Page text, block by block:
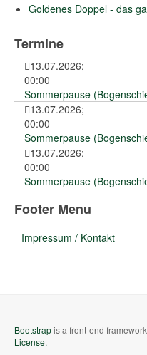
Goldenes Doppel - das
Termine
13.07.2026;
00:00
Sommerpause
13.07.2026;
00:00
Sommerpause
13.07.2026;
00:00
Sommerpause
Footer Menu
Impressum / Kontakt
Bootstrapis a front-end
License.